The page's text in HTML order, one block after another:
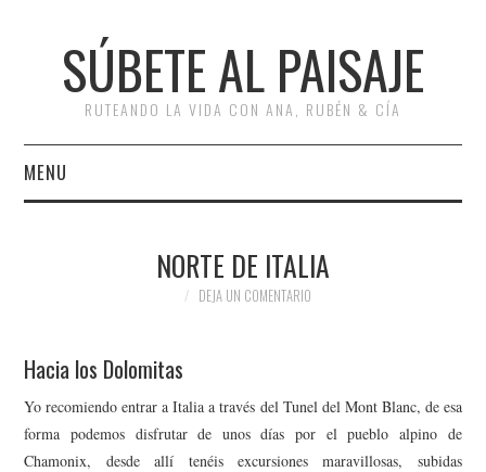
SÚBETE AL PAISAJE
RUTEANDO LA VIDA CON ANA, RUBÉN & CÍA
MENU
#ARVI
NORTE DE ITALIA
DEJA UN COMENTARIO
Hacia los Dolomitas
Yo recomiendo entrar a Italia a través del Tunel del Mont Blanc, de esa
forma podemos disfrutar de unos días por el pueblo alpino de
Chamonix, desde allí tenéis excursiones maravillosas, subidas